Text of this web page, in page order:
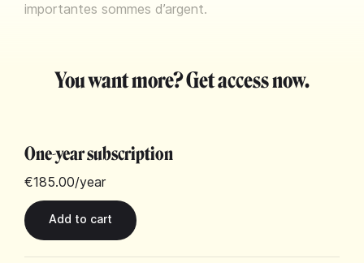
importantes sommes d’argent.
You want more? Get access now.
One-year subscription
€185.00/year